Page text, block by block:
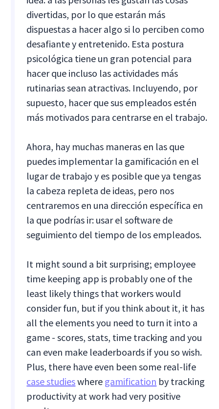
divertidas, por lo que estarán más
dispuestas a hacer algo si lo perciben como
desafiante y entretenido. Esta postura
psicológica tiene un gran potencial para
hacer que incluso las actividades más
rutinarias sean atractivas. Incluyendo, por
supuesto, hacer que sus empleados estén
más motivados para centrarse en el trabajo.
Ahora, hay muchas maneras en las que
puedes implementar la gamificación en el
lugar de trabajo y es posible que ya tengas
la cabeza repleta de ideas, pero nos
centraremos en una dirección específica en
la que podrías ir: usar el software de
seguimiento del tiempo de los empleados.
It might sound a bit surprising; employee
time keeping app is probably one of the
least likely things that workers would
consider fun, but if you think about it, it has
all the elements you need to turn it into a
game - scores, stats, time tracking and you
can even make leaderboards if you so wish.
Plus, there have even been some real-life
case studieswhere gamification by tracking
productivity at work had very positive